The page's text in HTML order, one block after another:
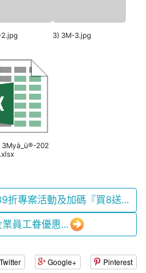
3) 3M-3.jpg
3Myà_ü®-202
折專案活動及加碼『買8送...
員工眷優惠...
Twitter Google+ Pinterest